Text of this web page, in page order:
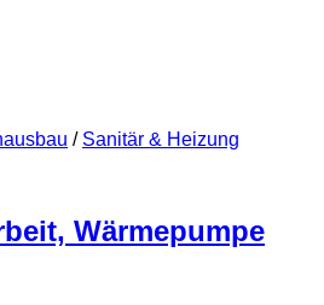
/ Sanitär & Heizung
Wärmepumpe